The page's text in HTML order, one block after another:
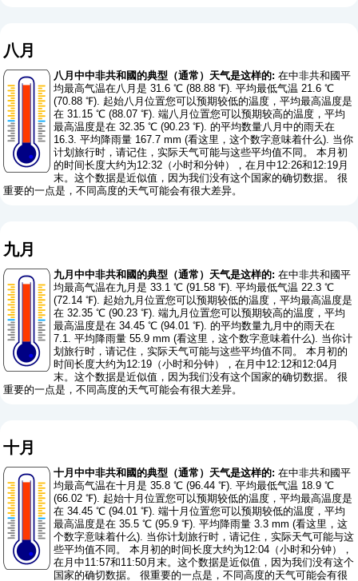
八月
八月中中非共和國的典型（通常）天气是这样的: 在中非共和國平
均最高气温在八月是 31.6 ℃ (88.88 ℉). 平均最低气温 21.6 ℃
(70.88 ℉). 起始八月位置您可以预期较低的温度，平均最高温度是
在 31.15 ℃ (88.07 ℉). 端八月位置您可以预期较高的温度，平均
最高温度是在 32.35 ℃ (90.23 ℉). 的平均数量八月中的雨天在
16.3. 平均降雨量 167.7 mm (看这里，这个数字意味着什么). 当你
计划旅行时，请记住，实际天气可能与这些平均值不同。 本月初
的时间长度大约为12:32（小时和分钟），在月中12:26和12:19月
末。这个数据是近似值，因为我们没有这个国家的确切数据。 很
重要的一点是，不同高度的天气可能会有很大差异。
九月
九月中中非共和國的典型（通常）天气是这样的: 在中非共和國平
均最高气温在九月是 33.1 ℃ (91.58 ℉). 平均最低气温 22.3 ℃
(72.14 ℉). 起始九月位置您可以预期较低的温度，平均最高温度是
在 32.35 ℃ (90.23 ℉). 端九月位置您可以预期较高的温度，平均
最高温度是在 34.45 ℃ (94.01 ℉). 的平均数量九月中的雨天在
7.1. 平均降雨量 55.9 mm (看这里，这个数字意味着什么). 当你计
划旅行时，请记住，实际天气可能与这些平均值不同。 本月初的
时间长度大约为12:19（小时和分钟），在月中12:12和12:04月
末。这个数据是近似值，因为我们没有这个国家的确切数据。 很
重要的一点是，不同高度的天气可能会有很大差异。
十月
十月中中非共和國的典型（通常）天气是这样的: 在中非共和國平
均最高气温在十月是 35.8 ℃ (96.44 ℉). 平均最低气温 18.9 ℃
(66.02 ℉). 起始十月位置您可以预期较低的温度，平均最高温度是
在 34.45 ℃ (94.01 ℉). 端十月位置您可以预期较低的温度，平均
最高温度是在 35.5 ℃ (95.9 ℉). 平均降雨量 3.3 mm (看这里，这
个数字意味着什么). 当你计划旅行时，请记住，实际天气可能与这
些平均值不同。 本月初的时间长度大约为12:04（小时和分钟），
在月中11:57和11:50月末。这个数据是近似值，因为我们没有这个
国家的确切数据。 很重要的一点是，不同高度的天气可能会有很